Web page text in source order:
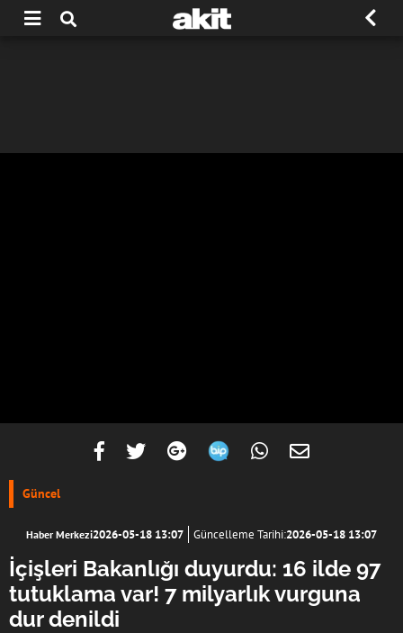
Güncel
Haber Merkezi2026-05-18 13:07 Güncelleme Tarihi:2026-05-18 13:07
İçişleri Bakanlığı duyurdu: 16 ilde 97
tutuklama var! 7 milyarlık vurguna
dur denildi